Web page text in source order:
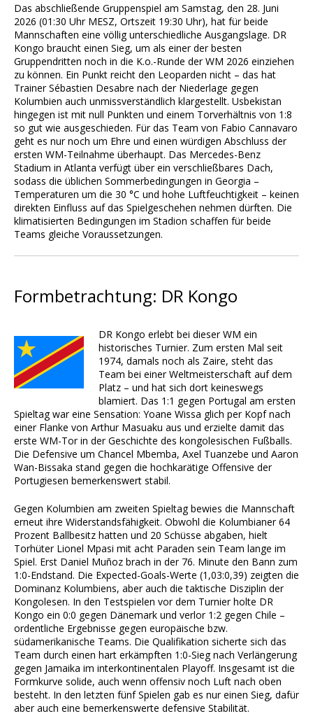
Das abschließende Gruppenspiel am Samstag, den 28. Juni
2026 (01:30 Uhr MESZ, Ortszeit 19:30 Uhr), hat für beide
Mannschaften eine völlig unterschiedliche Ausgangslage. DR
Kongo braucht einen Sieg, um als einer der besten
Gruppendritten noch in die K.o.-Runde der WM 2026 einziehen
zu können. Ein Punkt reicht den Leoparden nicht – das hat
Trainer Sébastien Desabre nach der Niederlage gegen
Kolumbien auch unmissverständlich klargestellt. Usbekistan
hingegen ist mit null Punkten und einem Torverhältnis von 1:8
so gut wie ausgeschieden. Für das Team von Fabio Cannavaro
geht es nur noch um Ehre und einen würdigen Abschluss der
ersten WM-Teilnahme überhaupt. Das Mercedes-Benz
Stadium in Atlanta verfügt über ein verschließbares Dach,
sodass die üblichen Sommerbedingungen in Georgia –
Temperaturen um die 30 °C und hohe Luftfeuchtigkeit – keinen
direkten Einfluss auf das Spielgeschehen nehmen dürften. Die
klimatisierten Bedingungen im Stadion schaffen für beide
Teams gleiche Voraussetzungen.
Formbetrachtung: DR Kongo
DR Kongo erlebt bei dieser WM ein
historisches Turnier. Zum ersten Mal seit
1974, damals noch als Zaire, steht das
Team bei einer Weltmeisterschaft auf dem
Platz – und hat sich dort keineswegs
blamiert. Das 1:1 gegen Portugal am ersten
Spieltag war eine Sensation: Yoane Wissa glich per Kopf nach
einer Flanke von Arthur Masuaku aus und erzielte damit das
erste WM-Tor in der Geschichte des kongolesischen Fußballs.
Die Defensive um Chancel Mbemba, Axel Tuanzebe und Aaron
Wan-Bissaka stand gegen die hochkarätige Offensive der
Portugiesen bemerkenswert stabil.
Gegen Kolumbien am zweiten Spieltag bewies die Mannschaft
erneut ihre Widerstandsfähigkeit. Obwohl die Kolumbianer 64
Prozent Ballbesitz hatten und 20 Schüsse abgaben, hielt
Torhüter Lionel Mpasi mit acht Paraden sein Team lange im
Spiel. Erst Daniel Muñoz brach in der 76. Minute den Bann zum
1:0-Endstand. Die Expected-Goals-Werte (1,03:0,39) zeigten die
Dominanz Kolumbiens, aber auch die taktische Disziplin der
Kongolesen. In den Testspielen vor dem Turnier holte DR
Kongo ein 0:0 gegen Dänemark und verlor 1:2 gegen Chile –
ordentliche Ergebnisse gegen europäische bzw.
südamerikanische Teams. Die Qualifikation sicherte sich das
Team durch einen hart erkämpften 1:0-Sieg nach Verlängerung
gegen Jamaika im interkontinentalen Playoff. Insgesamt ist die
Formkurve solide, auch wenn offensiv noch Luft nach oben
besteht. In den letzten fünf Spielen gab es nur einen Sieg, dafür
aber auch eine bemerkenswerte defensive Stabilität.